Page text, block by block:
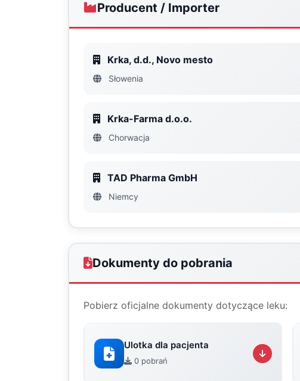
Producent / Importer
Krka, d.d., Novo mesto
Słowenia
Krka-Farma d.o.o.
Chorwacja
TAD Pharma GmbH
Niemcy
Dokumenty do pobrania
Pobierz oficjalne dokumenty dotyczące leku:
Ulotka dla pacjenta
0 pobrań